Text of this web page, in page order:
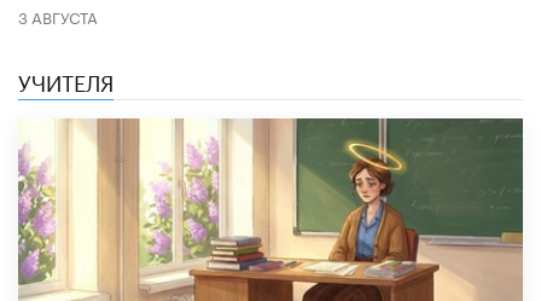
3 АВГУСТА
УЧИТЕЛЯ